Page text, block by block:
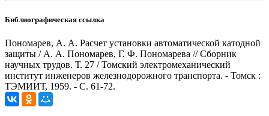
Библиографическая ссылка
Пономарев, А. А. Расчет установки автоматической катодной
защиты / А. А. Пономарев, Г. Ф. Пономарева // Сборник
научных трудов. Т. 27 / Томский электромеханический
институт инженеров железнодорожного транспорта. - Томск :
ТЭМИИТ, 1959. - С. 61-72.